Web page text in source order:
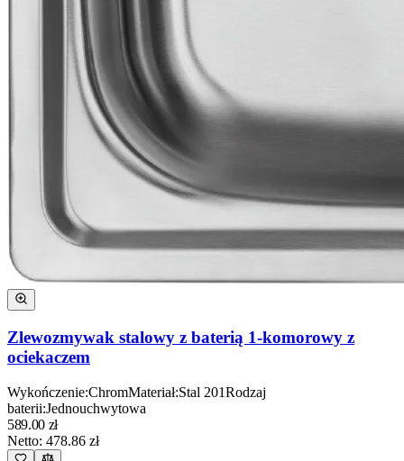
Zlewozmywak stalowy z baterią 1-komorowy z
ociekaczem
Wykończenie:ChromMateriał:Stal 201Rodzaj
baterii:Jednouchwytowa
589.00 zł
Netto: 478.86 zł